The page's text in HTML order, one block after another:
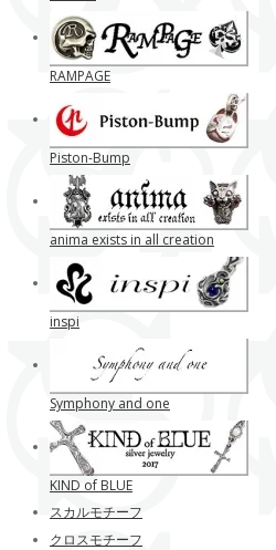
RAMPAGE
Piston-Bump
anima exists in all creation
inspi
Symphony and one
KIND of BLUE
スカルモチーフ
クロスモチーフ